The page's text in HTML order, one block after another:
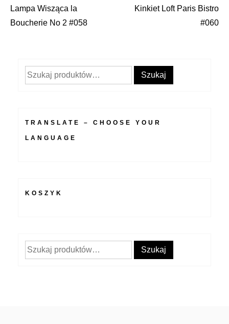
Nawigacja
Lampa Wisząca la
Boucherie No 2 #058
Kinkiet Loft Paris Bistro
#060
Szukaj: Szukaj
TRANSLATE – CHOOSE YOUR
LANGUAGE
KOSZYK
Szukaj: Szukaj